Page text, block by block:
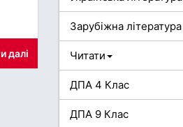
далі
Зарубіжна література
Читати
ДПА 4 Клас
ДПА 9 Клас